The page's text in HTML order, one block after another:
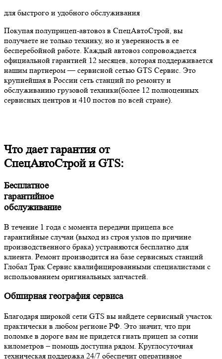
для быстрого и удобного обслуживания
Покупая полуприцеп-автовоз в СпецАвтоСтрой, вы
получаете не только технику, но и уверенность в ее
бесперебойной работе. Каждый автовоз сопровождается
официальной гарантией 12 месяцев, которая поддерживается
нашим партнером — сервисной сетью GTS Сервис. Это
крупнейшая в России сеть станций по ремонту и
обслуживанию грузовой техники(более 12 полноценных
сервисных центров и 410 постов по всей стране).
Что дает гарантия от
СпецАвтоСтрой и GTS:
Бесплатное
гарантийное
обслуживание
В течение 1 года с момента передачи прицепа все
гарантийные случаи (выход из строя узлов по причине
производственного брака) устраняются бесплатно для
клиента. Ремонт производится на базе сервисных станций
Глобал Трак Сервис квалифицированными специалистами с
использованием оригинальных запчастей.
Обширная география сервиса
Благодаря широкой сети GTS вы найдете сервисный участок
практически в любом регионе РФ. Это значит, что при
поломке в дороге вам не придется гнать прицеп за сотни
километров – помощь доступна рядом. Круглосуточная
техническая поддержка 24/7 обеспечит оперативное